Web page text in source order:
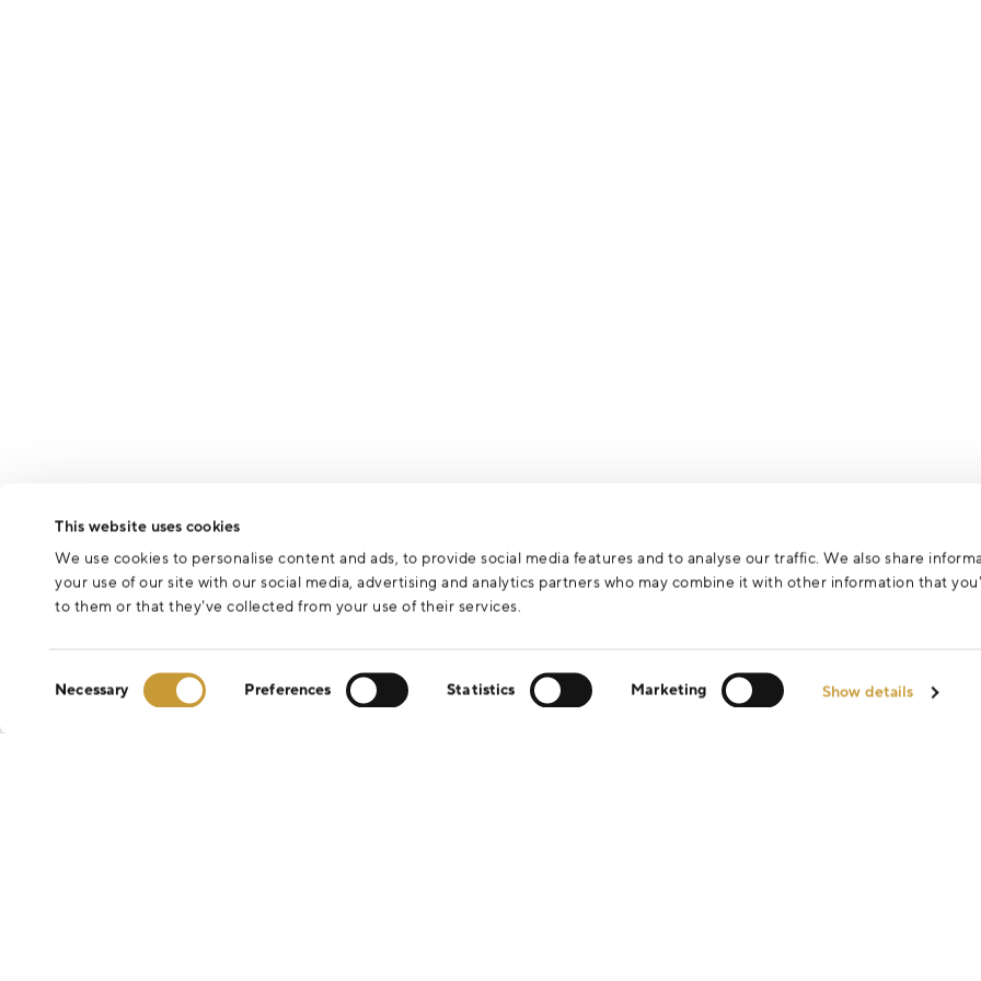
This website uses cookies
We use cookies to personalise content and ads, to provide social media features and to analyse our traffic. We also share
your use of our site with our social media, advertising and analytics partners who may combine it with other information that
to them or that they’ve collected from your use of their services.
Necessary Preferences Statistics Marketing Show details